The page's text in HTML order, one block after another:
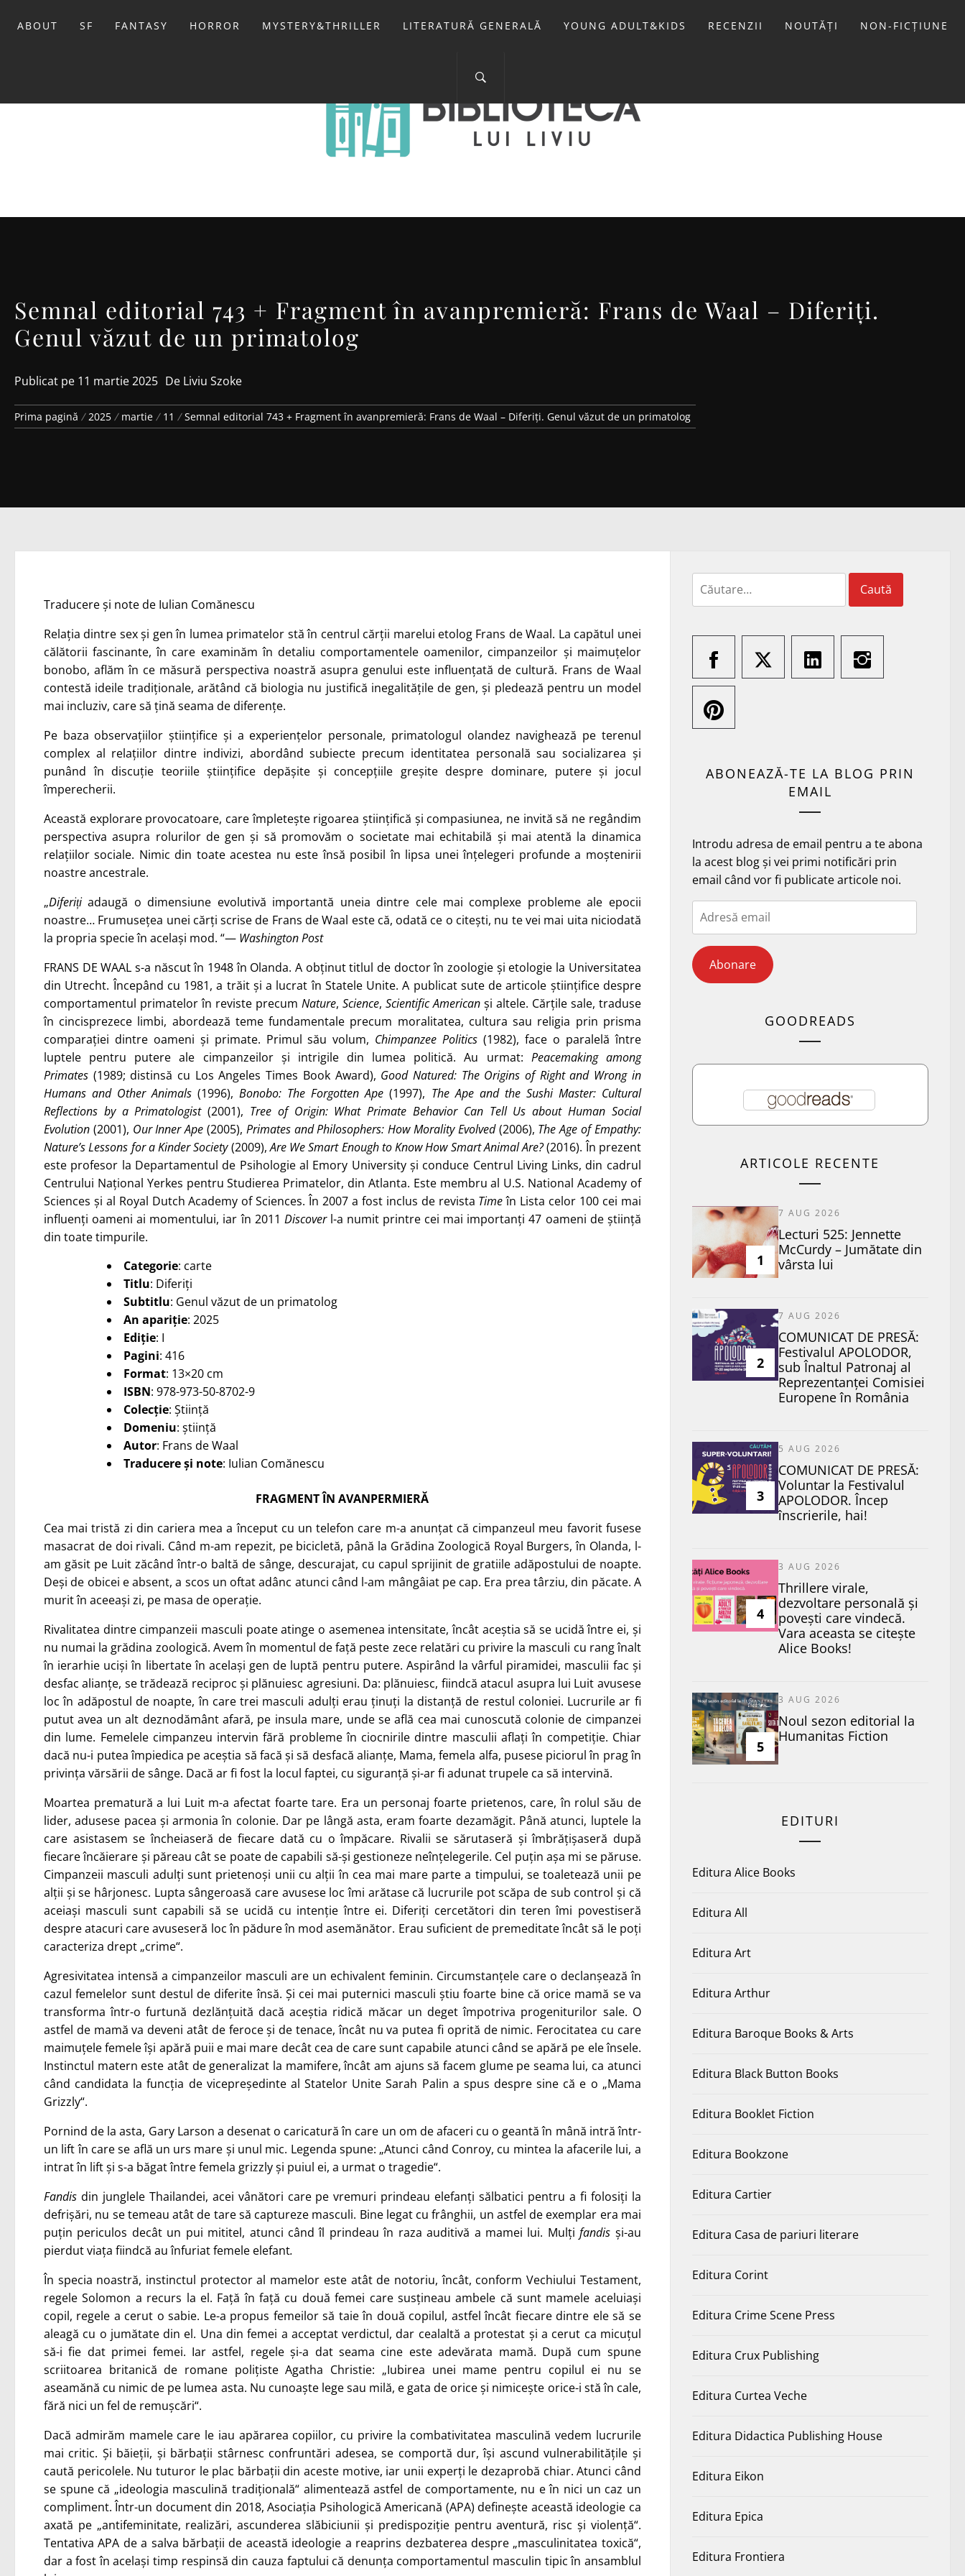
ABOUT SF FANTASY HORROR MYSTERY&THRILLER LITERATURĂ GENERALĂ YOUNG ADULT&KIDS RECENZII NOUTĂȚI NON-FICȚIUNE
BIBLIOTECA LUI LIVIU
Semnal editorial 743 + Fragment în avanpremieră: Frans de Waal – Diferiți.
Genul văzut de un primatolog
Publicat pe 11 martie 2025 De Liviu Szoke
Prima pagină 2025 martie 11 Semnal editorial 743 + Fragment în avanpremieră: Frans de Waal – Diferiți. Genul văzut de un primatolog
Traducere și note de Iulian Comănescu
Relația dintre sex și gen în lumea primatelor stă în centrul cărții marelui etolog Frans de Waal. La capătul unei
călătorii fascinante, în care examinăm în detaliu comportamentele oamenilor, cimpanzeilor și maimuțelor
bonobo, aflăm în ce măsură perspectiva noastră asupra genului este influențată de cultură. Frans de Waal
contestă ideile tradiționale, arătând că biologia nu justifică inegalitățile de gen, și pledează pentru un model
mai incluziv, care să țină seama de diferențe.
Pe baza observațiilor științifice și a experiențelor personale, primatologul olandez navighează pe terenul
complex al relațiilor dintre indivizi, abordând subiecte precum identitatea personală sau socializarea și
punând în discuție teoriile științifice depășite și concepțiile greșite despre dominare, putere și jocul
împerecherii.
Această explorare provocatoare, care împletește rigoarea științifică și compasiunea, ne invită să ne regândim
perspectiva asupra rolurilor de gen și să promovăm o societate mai echitabilă și mai atentă la dinamica
relațiilor sociale. Nimic din toate acestea nu este însă posibil în lipsa unei înțelegeri profunde a moștenirii
noastre ancestrale.
„Diferițiadaugă o dimensiune evolutivă importantă uneia dintre cele mai complexe probleme ale epocii
noastre… Frumusețea unei cărți scrise de Frans de Waal este că, odată ce o citești, nu te vei mai uita niciodată
la propria specie în același mod. “— Washington Post
FRANS DE WAAL s-a născut în 1948 în Olanda. A obţinut titlul de doctor în zoologie şi etologie la Universitatea
din Utrecht. Începând cu 1981, a trăit şi a lucrat în Statele Unite. A publicat sute de articole ştiinţifice despre
comportamentul primatelor în reviste precum Nature, Science, Scientific Americanşi altele. Cărţile sale, traduse
în cincisprezece limbi, abordează teme fundamentale precum moralitatea, cultura sau religia prin prisma
comparaţiei dintre oameni şi primate. Primul său volum, Chimpanzee Politics (1982), face o paralelă între
luptele pentru putere ale cimpanzeilor şi intrigile din lumea politică. Au urmat: Peacemaking among
Primates (1989; distinsă cu Los Angeles Times Book Award), Good Natured: The Origins of Right and Wrong in
Humans and Other Animals (1996),Bonobo: The Forgotten Ape (1997), The Ape and the Sushi Master: Cultural
Reflections by a Primatologist(2001), Tree of Origin: What Primate Behavior Can Tell Us about Human Social
Evolution (2001), Our Inner Ape (2005), Primates and Philosophers: How Morality Evolved(2006), The Age of Empathy:
Nature’s Lessons for a Kinder Society(2009),Are We Smart Enough to Know How Smart Animal Are?(2016). În prezent
este profesor la Departamentul de Psihologie al Emory University şi conduce Centrul Living Links, din cadrul
Centrului Naţional Yerkes pentru Studierea Primatelor, din Atlanta. Este membru al U.S. National Academy of
Sciences şi al Royal Dutch Academy of Sciences. În 2007 a fost inclus de revista Timeîn Lista celor 100 cei mai
influenţi oameni ai momentului, iar în 2011 Discoverl-a numit printre cei mai importanţi 47 oameni de ştiinţă
din toate timpurile.
Categorie: carte
Titlu: Diferiți
Subtitlu: Genul văzut de un primatolog
An apariție: 2025
Ediție: I
Pagini: 416
Format: 13×20 cm
ISBN: 978-973-50-8702-9
Colecție: Ştiinţă
Domeniu: ştiinţă
Autor: Frans de Waal
Traducere şi note: Iulian Comănescu
FRAGMENT ÎN AVANPERMIERĂ
Cea mai tristă zi din cariera mea a început cu un telefon care m-a anunțat că cimpanzeul meu favorit fusese
masacrat de doi rivali. Când m-am repezit, pe bicicletă, până la Grădina Zoologică Royal Burgers, în Olanda, l-
am găsit pe Luit zăcând într-o baltă de sânge, descurajat, cu capul sprijinit de gratiile adăpostului de noapte.
Deși de obicei e absent, a scos un oftat adânc atunci când l-am mângâiat pe cap. Era prea târziu, din păcate. A
murit în aceeași zi, pe masa de operație.
Rivalitatea dintre cimpanzeii masculi poate atinge o asemenea intensitate, încât aceștia să se ucidă între ei, și
nu numai la grădina zoologică. Avem în momentul de față peste zece relatări cu privire la masculi cu rang înalt
în ierarhie uciși în libertate în același gen de luptă pentru putere. Aspirând la vârful piramidei, masculii fac și
desfac alianțe, se trădează reciproc și plănuiesc agresiuni. Da: plănuiesc, fiindcă atacul asupra lui Luit avusese
loc în adăpostul de noapte, în care trei masculi adulți erau ținuți la distanță de restul coloniei. Lucrurile ar fi
putut avea un alt deznodământ afară, pe insula mare, unde se află cea mai cunoscută colonie de cimpanzei
din lume. Femelele cimpanzeu intervin fără probleme în ciocnirile dintre masculii aflați în competiție. Chiar
dacă nu-i putea împiedica pe aceștia să facă și să desfacă alianțe, Mama, femela alfa, pusese piciorul în prag în
privința vărsării de sânge. Dacă ar fi fost la locul faptei, cu siguranță și-ar fi adunat trupele ca să intervină.
Moartea prematură a lui Luit m-a afectat foarte tare. Era un personaj foarte prietenos, care, în rolul său de
lider, adusese pacea și armonia în colonie. Dar pe lângă asta, eram foarte dezamăgit. Până atunci, luptele la
care asistasem se încheiaseră de fiecare dată cu o împăcare. Rivalii se sărutaseră și îmbrățișaseră după
fiecare încăierare și păreau cât se poate de capabili să-și gestioneze neînțelegerile. Cel puțin așa mi se păruse.
Cimpanzeii masculi adulți sunt prietenoși unii cu alții în cea mai mare parte a timpului, se toaletează unii pe
alții și se hârjonesc. Lupta sângeroasă care avusese loc îmi arătase că lucrurile pot scăpa de sub control și că
aceiași masculi sunt capabili să se ucidă cu intenție între ei. Diferiți cercetători din teren îmi povestiseră
despre atacuri care avuseseră loc în pădure în mod asemănător. Erau suficient de premeditate încât să le poți
caracteriza drept „crime“.
Agresivitatea intensă a cimpanzeilor masculi are un echivalent feminin. Circumstanțele care o declanșează în
cazul femelelor sunt destul de diferite însă. Și cei mai puternici masculi știu foarte bine că orice mamă se va
transforma într-o furtună dezlănțuită dacă aceștia ridică măcar un deget împotriva progeniturilor sale. O
astfel de mamă va deveni atât de feroce și de tenace, încât nu va putea fi oprită de nimic. Ferocitatea cu care
maimuțele femele își apără puii e mai mare decât cea de care sunt capabile atunci când se apără pe ele însele.
Instinctul matern este atât de generalizat la mamifere, încât am ajuns să facem glume pe seama lui, ca atunci
când candidata la funcția de vicepreședinte al Statelor Unite Sarah Palin a spus despre sine că e o „Mama
Grizzly“.
Pornind de la asta, Gary Larson a desenat o caricatură în care un om de afaceri cu o geantă în mână intră într-
un lift în care se află un urs mare și unul mic. Legenda spune: „Atunci când Conroy, cu mintea la afacerile lui, a
intrat în lift și s-a băgat între femela grizzly și puiul ei, a urmat o tragedie“.
Fandis din junglele Thailandei, acei vânători care pe vremuri prindeau elefanți sălbatici pentru a fi folosiți la
defrișări, nu se temeau atât de tare să captureze masculi. Bine legat cu frânghii, un astfel de exemplar era mai
puțin periculos decât un pui mititel, atunci când îl prindeau în raza auditivă a mamei lui. Mulțifandis și-au
pierdut viața fiindcă au înfuriat femele elefant.
În specia noastră, instinctul protector al mamelor este atât de notoriu, încât, conform Vechiului Testament,
regele Solomon a recurs la el. Față în față cu două femei care susțineau ambele că sunt mamele aceluiași
copil, regele a cerut o sabie. Le-a propus femeilor să taie în două copilul, astfel încât fiecare dintre ele să se
aleagă cu o jumătate din el. Una din femei a acceptat verdictul, dar cealaltă a protestat și a cerut ca micuțul
să-i fie dat primei femei. Iar astfel, regele și-a dat seama cine este adevărata mamă. După cum spune
scriitoarea britanică de romane polițiste Agatha Christie: „Iubirea unei mame pentru copilul ei nu se
aseamănă cu nimic de pe lumea asta. Nu cunoaște lege sau milă, e gata de orice și nimicește orice-i stă în cale,
fără nici un fel de remușcări“.
Dacă admirăm mamele care le iau apărarea copiilor, cu privire la combativitatea masculină vedem lucrurile
mai critic. Și băieții, și bărbații stârnesc confruntări adesea, se comportă dur, își ascund vulnerabilitățile și
caută pericolele. Nu tuturor le plac bărbații din aceste motive, iar unii experți le dezaprobă chiar. Atunci când
se spune că „ideologia masculină tradițională“ alimentează astfel de comportamente, nu e în nici un caz un
compliment. Într-un document din 2018, Asociația Psihologică Americană (APA) definește această ideologie ca
axată pe „antifeminitate, realizări, ascunderea slăbiciunii și predispoziție pentru aventură, risc și violență“.
Tentativa APA de a salva bărbații de această ideologie a reaprins dezbaterea despre „masculinitatea toxică“,
dar a fost în același timp respinsă din cauza faptului că denunța comportamentul masculin tipic în ansamblul
după:
ABONEAZĂ-TE LA BLOG PRIN
EMAIL
Introdu adresa de email pentru a te abona
la acest blog și vei primi notificări prin
email când vor fi publicate articole noi.
Adresă
email
Abonare
GOODREADS
ARTICOLE RECENTE
1
7 AUG 2026
Lecturi 525: Jennette
McCurdy – Jumătate din
vârsta lui
2
7 AUG 2026
COMUNICAT DE PRESĂ:
Festivalul APOLODOR,
sub Înaltul Patronaj al
Reprezentanței Comisiei
Europene în România
3
5 AUG 2026
COMUNICAT DE PRESĂ:
Voluntar la Festivalul
APOLODOR. Încep
înscrierile, hai!
4
3 AUG 2026
Thrillere virale,
dezvoltare personală și
povești care vindecă.
Vara aceasta se citește
Alice Books!
5
3 AUG 2026
​Noul sezon editorial la
Humanitas Fiction
EDITURI
Editura Alice Books
Editura All
Editura Art
Editura Arthur
Editura Baroque Books & Arts
Editura Black Button Books
Editura Booklet Fiction
Editura Bookzone
Editura Cartier
Editura Casa de pariuri literare
Editura Corint
Editura Crime Scene Press
Editura Crux Publishing
Editura Curtea Veche
Editura Didactica Publishing House
Editura Eikon
Editura Epica
Editura Frontiera